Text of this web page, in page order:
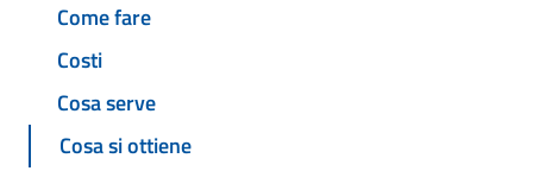
Come fare
Costi
Cosa serve
Cosa si ottiene